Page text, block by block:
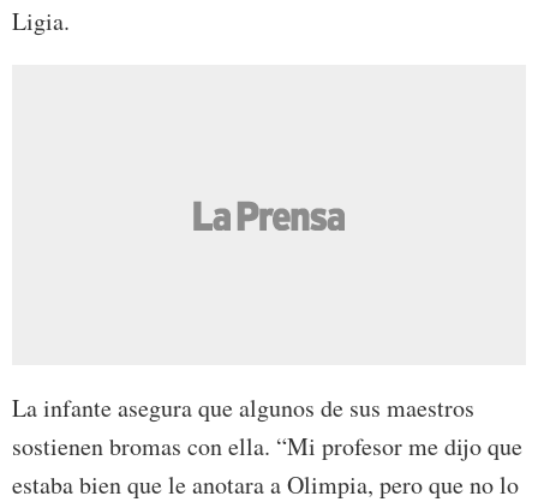
Ligia.
La infante asegura que algunos de sus maestros
sostienen bromas con ella. “Mi profesor me dijo que
estaba bien que le anotara a Olimpia, pero que no lo